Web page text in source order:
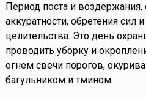
Период поста и воздержания,
аккуратности, обретения сил
целительства. Это день
проводить уборку и
огнем свечи порогов,
багульником и тмином.